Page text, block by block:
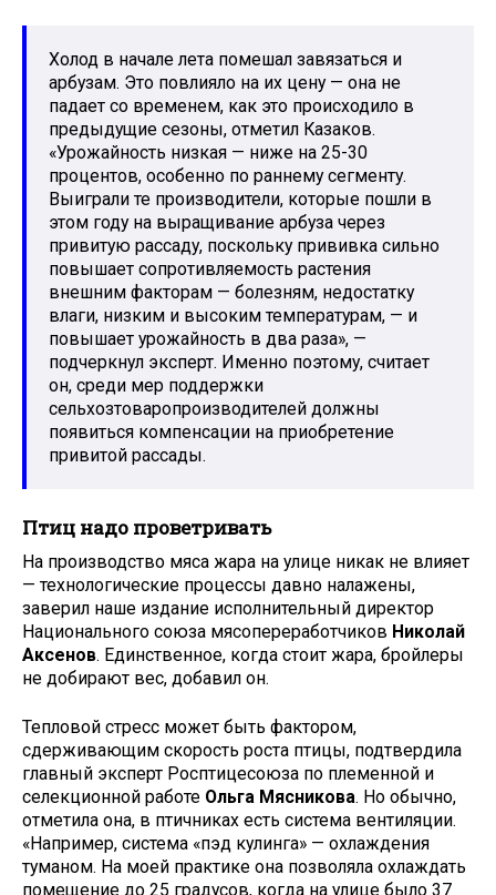
Холод в начале лета помешал завязаться и
арбузам. Это повлияло на их цену — она не
падает со временем, как это происходило в
предыдущие сезоны, отметил Казаков.
«Урожайность низкая — ниже на 25-30
процентов, особенно по раннему сегменту.
Выиграли те производители, которые пошли в
этом году на выращивание арбуза через
привитую рассаду, поскольку прививка сильно
повышает сопротивляемость растения
внешним факторам — болезням, недостатку
влаги, низким и высоким температурам, — и
повышает урожайность в два раза», —
подчеркнул эксперт. Именно поэтому, считает
он, среди мер поддержки
сельхозтоваропроизводителей должны
появиться компенсации на приобретение
привитой рассады.
Птиц надо проветривать
На производство мяса жара на улице никак не влияет
— технологические процессы давно налажены,
заверил наше издание исполнительный директор
Национального союза мясопереработчиков Николай
Аксенов. Единственное, когда стоит жара, бройлеры
не добирают вес, добавил он.
Тепловой стресс может быть фактором,
сдерживающим скорость роста птицы, подтвердила
главный эксперт Росптицесоюза по племенной и
селекционной работе Ольга Мясникова. Но обычно,
отметила она, в птичниках есть система вентиляции.
«Например, система «пэд кулинга» — охлаждения
туманом. На моей практике она позволяла охлаждать
помещение до 25 градусов, когда на улице было 37